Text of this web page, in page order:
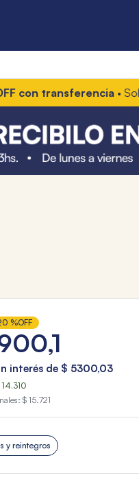
• Solo online
%OFF
,1
interés de $ 5300,03
14.310
$ 15.721
y reintegros